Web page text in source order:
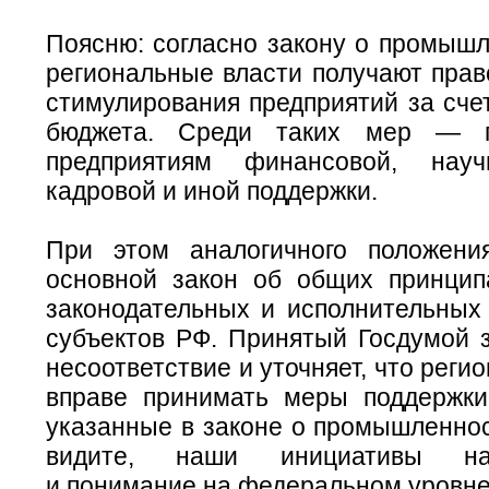
Поясню: согласно закону о
региональные власти получают
стимулирования предприятий за
бюджета. Среди таких мер —
предприятиям финансовой,
кадровой и иной поддержки.
При этом аналогичного
основной закон об общих
законодательных и
субъектов РФ. Принятый Госдумой
несоответствие и уточняет, что
вправе принимать меры
указанные в законе о
видите, наши инициативы